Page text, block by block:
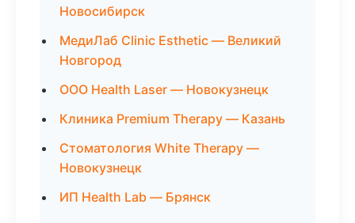
Новосибирск
МедиЛаб Clinic Esthetic — Великий
Новгород
ООО Health Laser — Новокузнецк
Клиника Premium Therapy — Казань
Стоматология White Therapy —
Новокузнецк
ИП Health Lab — Брянск